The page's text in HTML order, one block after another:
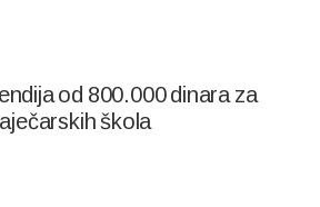
od 800.000 dinara za
škola